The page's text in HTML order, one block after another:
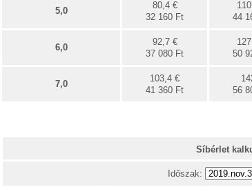
5,0
80,4 €
32 160 Ft
44
6,0
92,7 €
37 080 Ft
50
7,0
103,4 €
41 360 Ft
56
Síbérlet
Időszak: